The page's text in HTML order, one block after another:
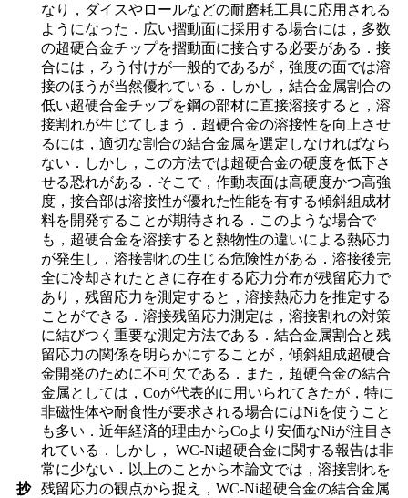
抄
なり，ダイスやロールなどの耐磨耗工具に応用される
ようになった．広い摺動面に採用する場合には，多数
の超硬合金チップを摺動面に接合する必要がある．接
合には，ろう付けが一般的であるが，強度の面では溶
接のほうが当然優れている．しかし，結合金属割合の
低い超硬合金チップを鋼の部材に直接溶接すると，溶
接割れが生じてしまう．超硬合金の溶接性を向上させ
るには，適切な割合の結合金属を選定しなければなら
ない．しかし，この方法では超硬合金の硬度を低下さ
せる恐れがある．そこで，作動表面は高硬度かつ高強
度，接合部は溶接性が優れた性能を有する傾斜組成材
料を開発することが期待される．このような場合で
も，超硬合金を溶接すると熱物性の違いによる熱応力
が発生し，溶接割れの生じる危険性がある．溶接後完
全に冷却されたときに存在する応力分布が残留応力で
あり，残留応力を測定すると，溶接熱応力を推定する
ことができる．溶接残留応力測定は，溶接割れの対策
に結びつく重要な測定方法である．結合金属割合と残
留応力の関係を明らかにすることが，傾斜組成超硬合
金開発のために不可欠である．また，超硬合金の結合
金属としては，Coが代表的に用いられてきたが，特に
非磁性体や耐食性が要求される場合にはNiを使うこと
も多い．近年経済的理由からCoより安価なNiが注目さ
れている．しかし， WC-Ni超硬合金に関する報告は非
常に少ない．以上のことから本論文では，溶接割れを
残留応力の観点から捉え，WC-Ni超硬合金の結合金属